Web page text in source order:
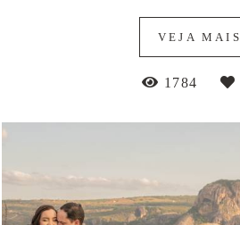
VEJA MAIS
1784